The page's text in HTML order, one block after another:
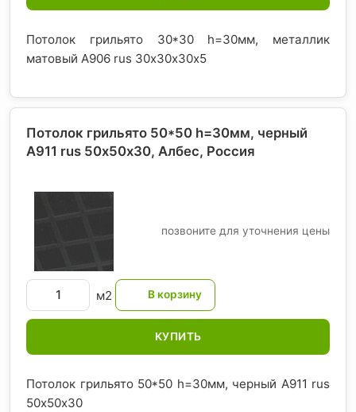
Потолок грильято 30*30 h=30мм, металлик
матовый А906 rus 30х30х30х5
Потолок грильято 50*50 h=30мм, черный
A911 rus 50х50х30, Албес, Россия
позвоните для уточнения цены
м2
КУПИТЬ
Потолок грильято 50*50 h=30мм, черный A911 rus
50х50х30